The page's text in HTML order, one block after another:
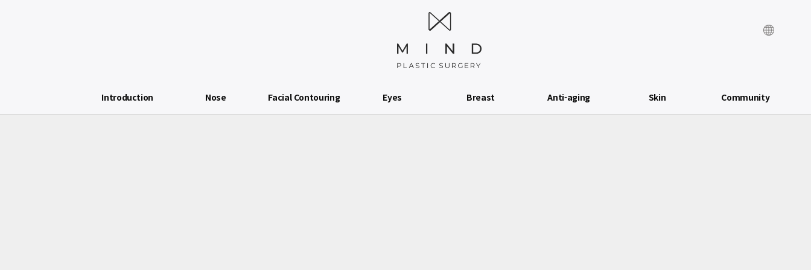
Introduction Nose Facial Contouring Eyes Breast Anti-aging Skin Community